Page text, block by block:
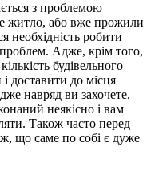
з проблемою
житло, або вже прожили
необхідність робити
Адже, крім того,
будівельного
доставити до місця
навряд ви захочете,
неякісно і вам
Також часто перед
що саме по собі є дуже